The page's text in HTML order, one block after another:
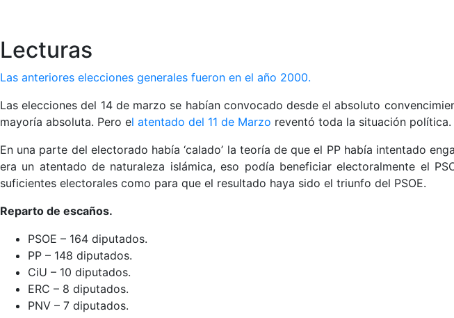
Lecturas
Las anteriores elecciones generales fueron en el año 2000.
Las elecciones del 14 de marzo se habían convocado desde el absoluto
mayoría absoluta. Pero el atentado del 11 de Marzo reventó toda la situación política.
En una parte del electorado había ‘calado’ la teoría de que el PP había intentado
era un atentado de naturaleza islámica, eso podía beneficiar electoralmente el
suficientes electorales como para que el resultado haya sido el triunfo del PSOE.
Reparto de escaños.
PSOE – 164 diputados.
PP – 148 diputados.
CiU – 10 diputados.
ERC – 8 diputados.
PNV – 7 diputados.